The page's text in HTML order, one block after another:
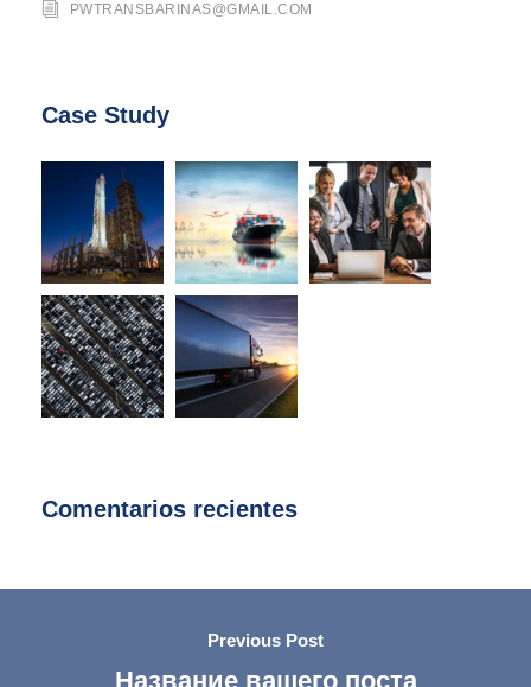
PWTRANSBARINAS@GMAIL.COM
Case Study
Comentarios recientes
Previous Post
Название вашего поста